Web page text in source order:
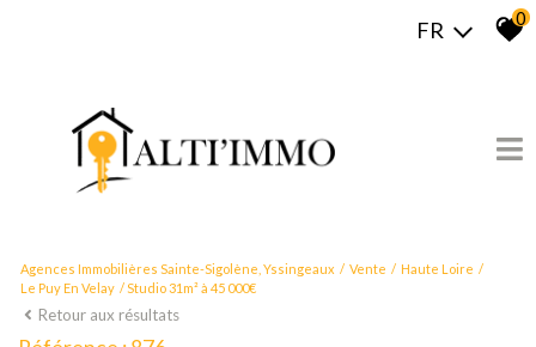
FR 0
Agences Immobilières Sainte-Sigolène, Yssingeaux Vente
Haute Loire
Le Puy En Velay
Studio 31m² à 45 000€
Retour aux résultats